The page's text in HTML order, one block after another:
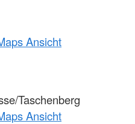
Ansicht
Taschenberg
Ansicht